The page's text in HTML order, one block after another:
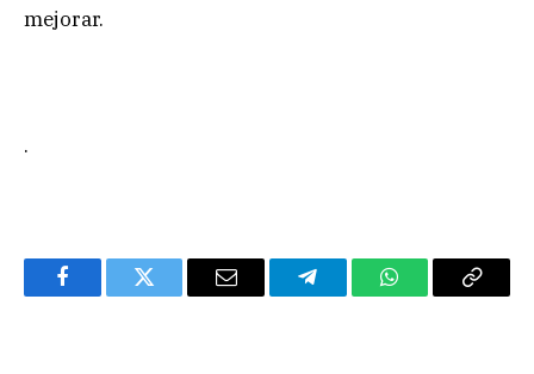
mejorar.
.
FacebookTwitter Email TelegramWhatsAppCopy